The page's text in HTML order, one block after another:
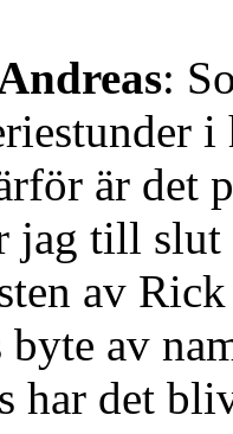
:
är det
jag till
av
av
har det